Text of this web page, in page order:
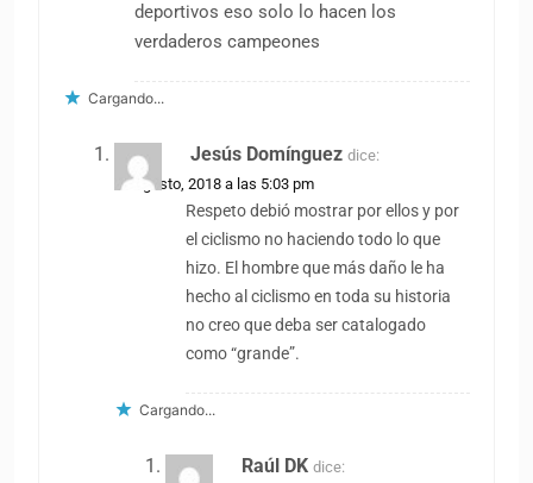
deportivos eso solo lo hacen los
verdaderos campeones
Cargando...
Jesús Domínguez dice:
18 agosto, 2018 a las 5:03 pm
Respeto debió mostrar por ellos y por
el ciclismo no haciendo todo lo que
hizo. El hombre que más daño le ha
hecho al ciclismo en toda su historia
no creo que deba ser catalogado
como “grande”.
Cargando...
Raúl DK dice: